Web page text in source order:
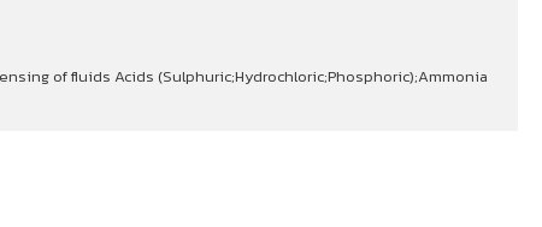
of fluids Acids (Sulphuric;Hydrochloric;Phosphoric);Ammonia